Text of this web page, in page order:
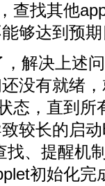
查找其他
够达到预
解决上述问
没有就绪
态，直到所
较长的启
找、提醒机
初始化完